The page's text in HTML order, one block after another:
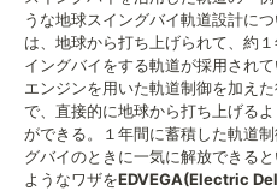
うな地球スイングバイ軌道設計に
は、地球から打ち上げられて、約
イングバイをする軌道が採用され
エンジンを用いた軌道制御を加え
で、直接的に地球から打ち上げる
ができる。１年間に蓄積した軌道
グバイのときに一気に解放できる
ようなワザをEDVEGA(Electric